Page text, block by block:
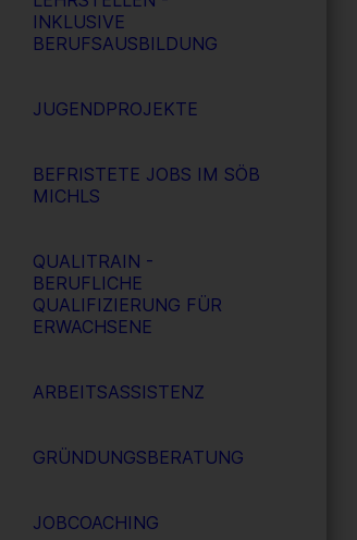
INKLUSIVE
BERUFSAUSBILDUNG
JUGENDPROJEKTE
BEFRISTETE JOBS IM SÖB
MICHLS
QUALITRAIN -
BERUFLICHE
QUALIFIZIERUNG FÜR
ERWACHSENE
ARBEITSASSISTENZ
GRÜNDUNGSBERATUNG
JOBCOACHING